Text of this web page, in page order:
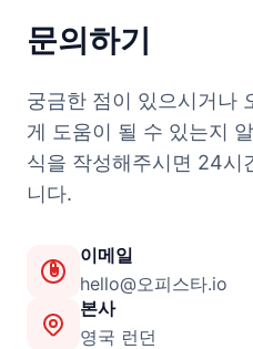
문의하기
궁금한 점이 있으시거나
게 도움이 될 수 있는지
식을 작성해주시면 24시
니다.
이메일
hello@오피스타.io
본사
영국 런던